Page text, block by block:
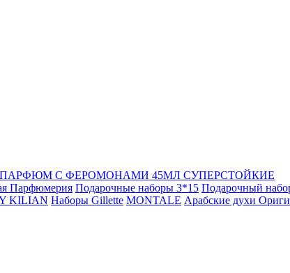
ПАРФЮМ С ФЕРОМОНАМИ 45МЛ СУПЕРСТОЙКИЕ
Парфюмерия Подарочные наборы 3*15 Подарочный
KILIAN Наборы Gillette MONTALE Арабские духи